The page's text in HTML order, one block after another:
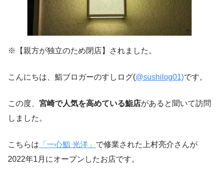
※【親方が独立のため閉店】されました。
こんにちは、鮨ブロガーのすしログ(@sushilog01)です。
この度、 宮崎で人気を高めている鮨店があると聞いて訪問
しました。
こちらは 「一心鮨 光洋」 で修業された上村亮介さんが
2022年1月にオープンしたお店です。